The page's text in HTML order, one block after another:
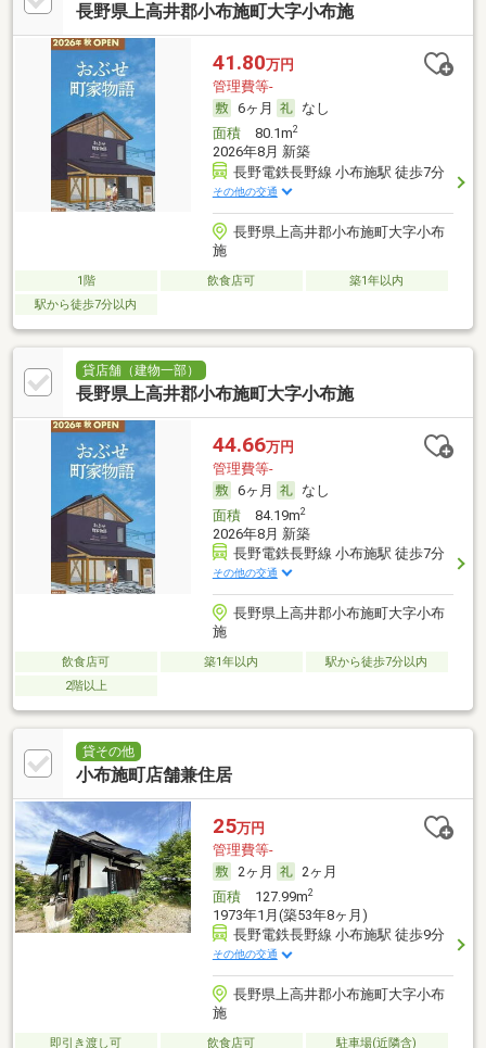
長野県上高井郡小布施町大字小布施
41.80万円
管理費等-
6ヶ月
なし
面積80.1m2
2026年8月 新築
長野電鉄長野線 小布施駅 徒歩7分
その他の交通
長野県上高井郡小布施町大字小布
施
1階 飲食店可
築1年以内
駅から徒歩7分以内
貸店舗（建物一部）
長野県上高井郡小布施町大字小布施
44.66万円
管理費等-
6ヶ月
なし
面積84.19m2
2026年8月 新築
長野電鉄長野線 小布施駅 徒歩7分
その他の交通
長野県上高井郡小布施町大字小布
施
飲食店可 築1年以内
駅から徒歩7分以内
2階以上
貸その他
小布施町店舗兼住居
25万円
管理費等-
2ヶ月
2ヶ月
面積127.99m2
1973年1月(築53年8ヶ月)
長野電鉄長野線 小布施駅 徒歩9分
その他の交通
長野県上高井郡小布施町大字小布
施
即引き渡し可 飲食店可
駐車場(近隣含)